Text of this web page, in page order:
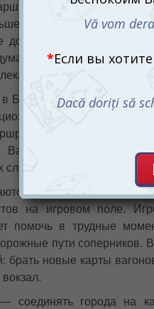
требует стратегии и
ресурсов и времени.
дороги, и получают
ходы и умение
игре.
Билет на поезд: Европа
которые
Вам предстоит
и
начальные карты
на игровом поле.
помочь в трудные
пути соперников.
брать новые карты
соединять города на